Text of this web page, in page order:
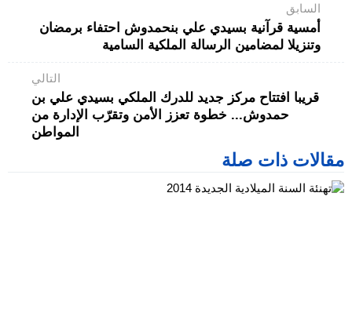
السابق
أمسية قرآنية بسيدي علي بنحمدوش احتفاء برمضان
وتنزيلا لمضامين الرسالة الملكية السامية
التالي
قريبا افتتاح مركز جديد للدرك الملكي بسيدي علي بن
حمدوش... خطوة تعزز الأمن وتقرّب الإدارة من
المواطن
مقالات ذات صلة